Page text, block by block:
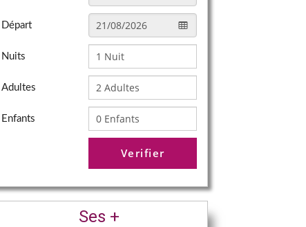
Départ
Nuits
Adultes
Enfants
Verifier
Ses +